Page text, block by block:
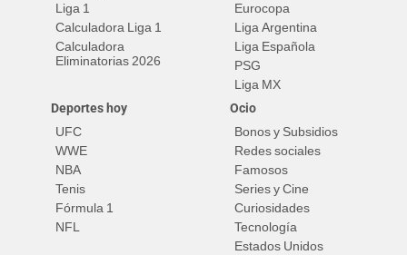
Liga 1
Calculadora Liga 1
Calculadora
Eliminatorias 2026
Eurocopa
Liga Argentina
Liga Española
PSG
Liga MX
Deportes hoy
UFC
WWE
NBA
Tenis
Fórmula 1
NFL
Ocio
Bonos y Subsidios
Redes sociales
Famosos
Series y Cine
Curiosidades
Tecnología
Estados Unidos